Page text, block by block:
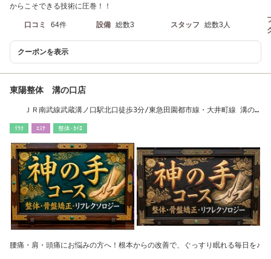
からこそできる技術に圧巻！！
口コミ 64件 設備 総数3 スタッフ 総数3人
クーポンを表示
東陽整体 溝の口店
ＪＲ南武線武蔵溝ノ口駅北口徒歩3分/東急田園都市線・大井町線 溝の
ﾘﾗｸ ｴｽﾃ 整体･ｶｲﾛ
腰痛・肩・頭痛にお悩みの方へ！根本からの改善で、ぐっすり眠れる毎日を♪